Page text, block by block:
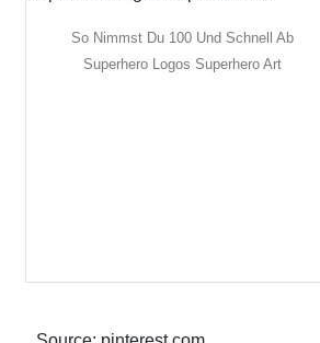
So Nimmst Du 100 Und Schnell Ab
Superhero Logos Superhero Art